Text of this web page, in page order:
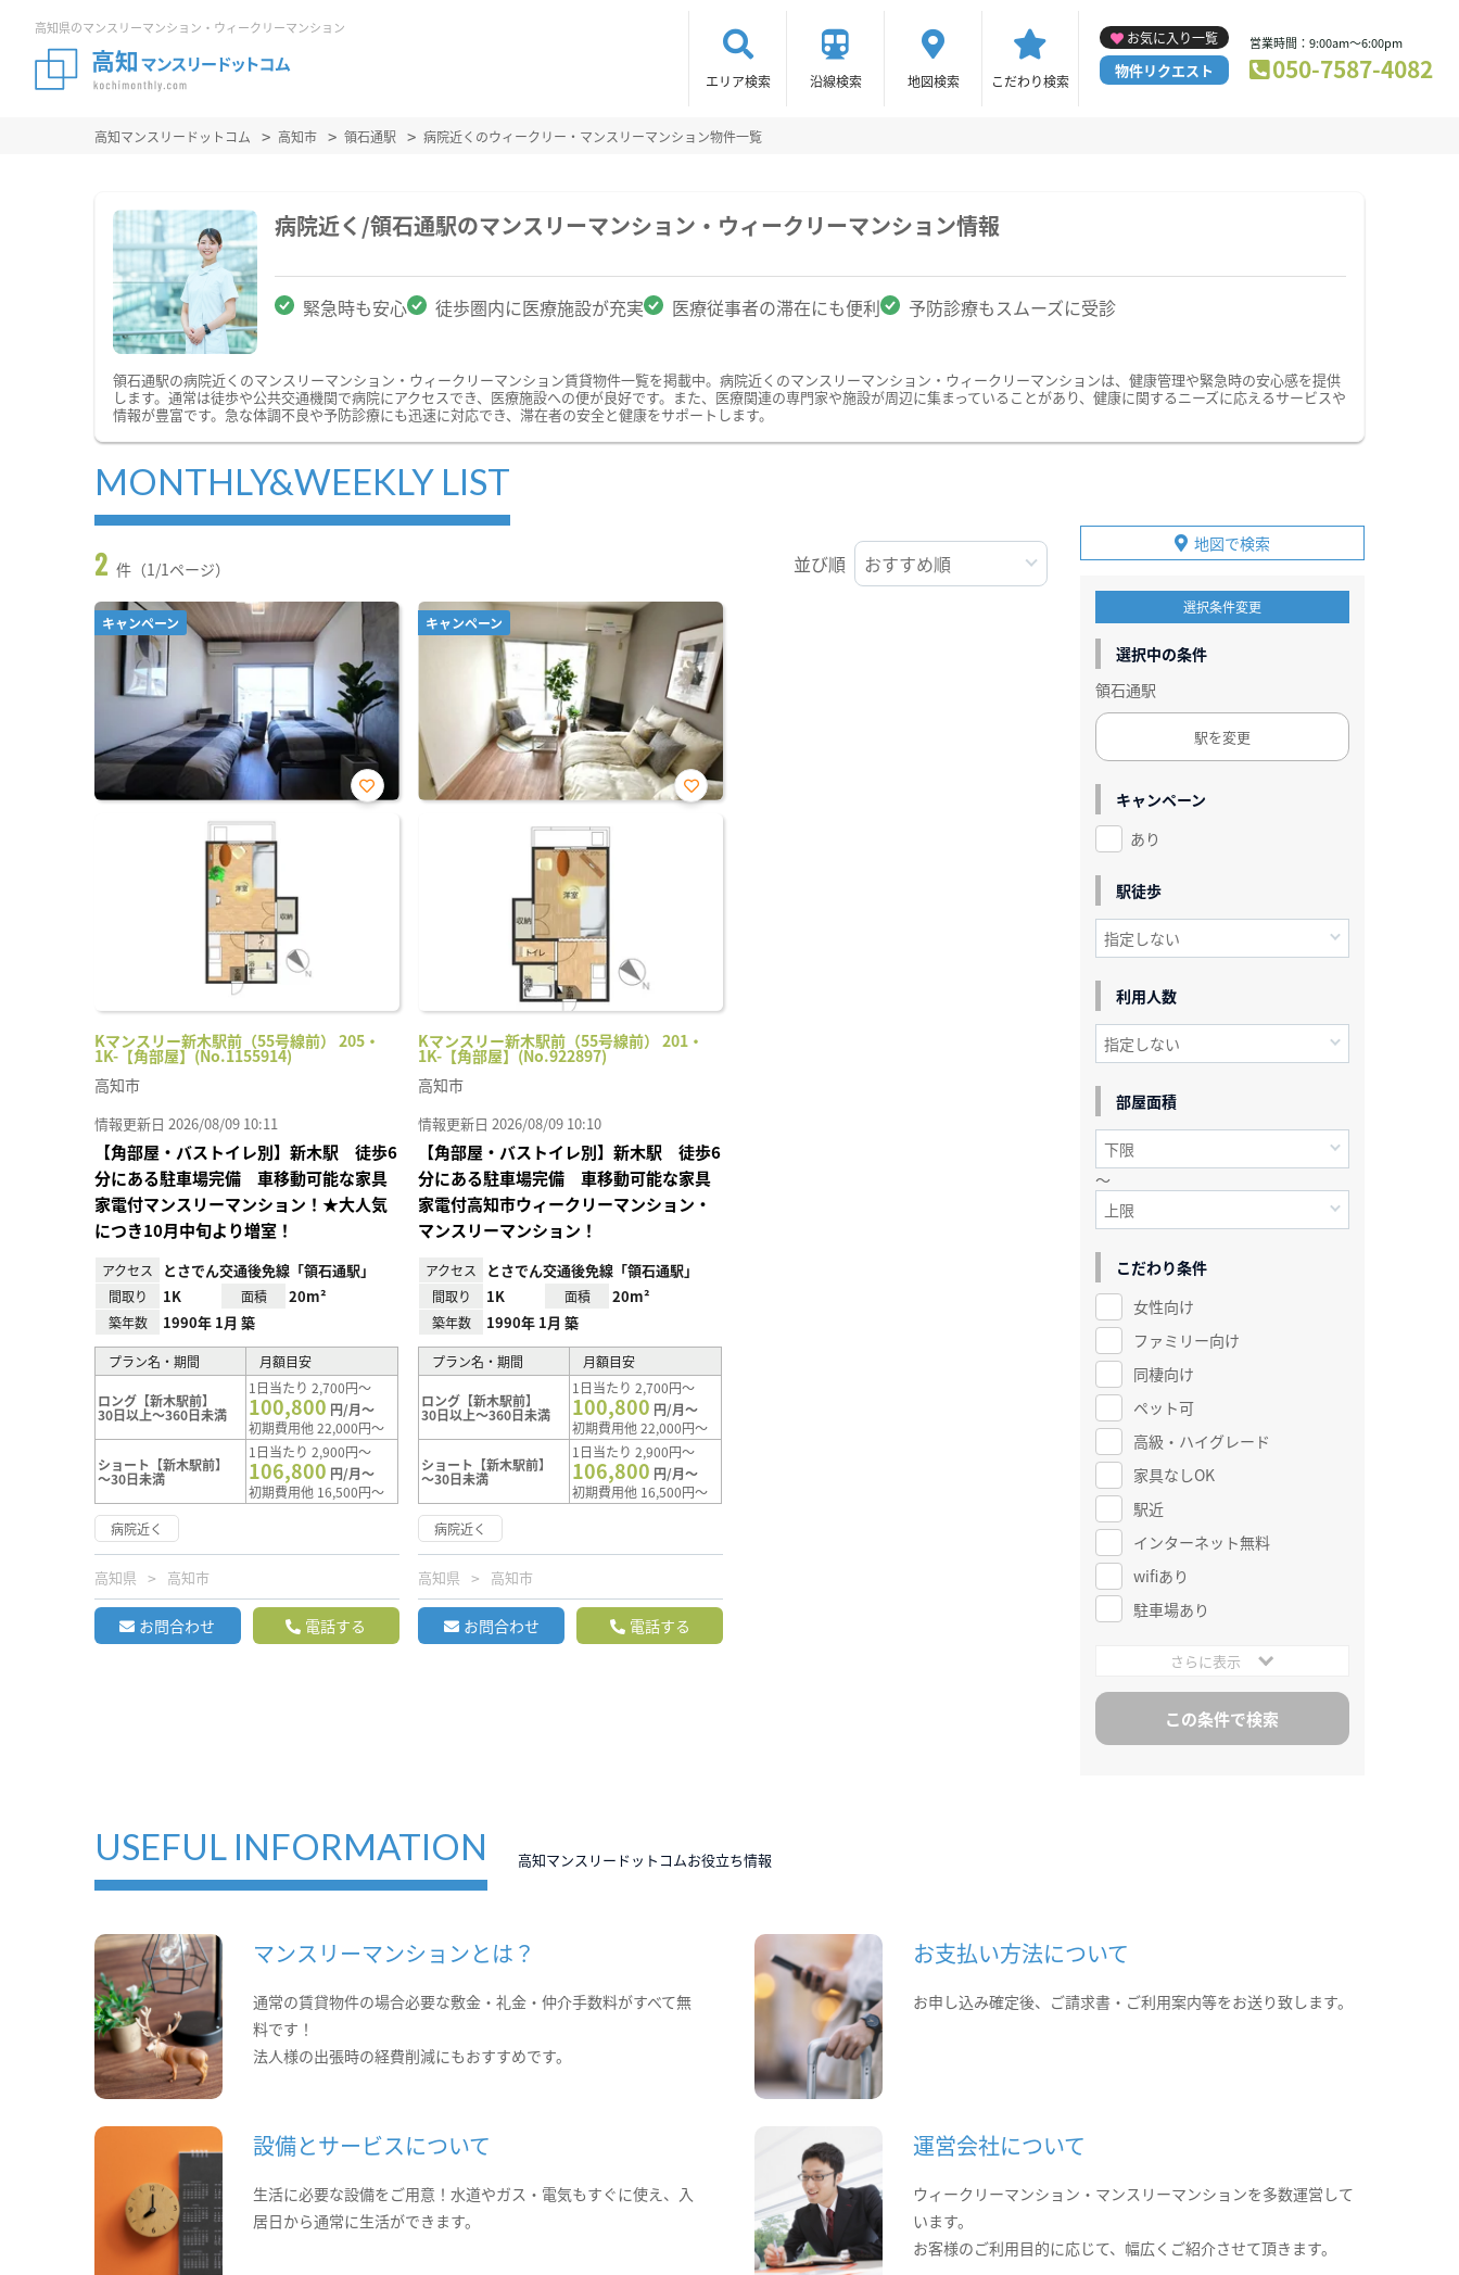
高知県のマンスリーマンション・ウィークリーマンション
エリア検索 沿線検索 地図検索 こだわり検索
お気に入り一覧
物件リクエスト
営業時間：9:00am～6:00pm
050-7587-4082
高知マンスリードットコム 高知市 領石通駅 病院近くのウィークリー・マンスリーマンション物件一覧
病院近く/領石通駅のマンスリーマンション・ウィークリーマンション情報
緊急時も安心 徒歩圏内に医療施設が充実 医療従事者の滞在にも便利 予防診療もスムーズに受診
領石通駅の病院近くのマンスリーマンション・ウィークリーマンション賃貸物件一覧を掲載中。病院近くのマンスリーマンション・ウィークリーマンションは、健康管理や緊急時の安心感を提供
します。通常は徒歩や公共交通機関で病院にアクセスでき、医療施設への便が良好です。また、医療関連の専門家や施設が周辺に集まっていることがあり、健康に関するニーズに応えるサービスや
情報が豊富です。急な体調不良や予防診療にも迅速に対応でき、滞在者の安全と健康をサポートします。
MONTHLY&WEEKLY LIST
2 件（1/1ページ） 並び順
キャンペーン
Kマンスリー新木駅前（55号線前） 205・
1K-【角部屋】(No.1155914)
お気
高知市
情報更新日 2026/08/09 10:11
【角部屋・バストイレ別】新木駅 徒歩6
分にある駐車場完備 車移動可能な家具
家電付マンスリーマンション！★大人気
につき10月中旬より増室！
アクセス とさでん交通後免線「領石通駅」
間取り 1K 面積 20m²
築年数 1990年 1月 築
プラン名・期間 月額目安
ロング【新木駅前】
30日以上～360日未満
1日当たり 2,700円～
100,800 円/月～
初期費用他 22,000円～
ショート【新木駅前】
～30日未満
1日当たり 2,900円～
106,800 円/月～
初期費用他 16,500円～
病院近く
高知県 高知市
お問合わせ 電話する
キャンペーン
Kマンスリー新木駅前（55号線前） 201・
1K-【角部屋】(No.922897)
お気
高知市
情報更新日 2026/08/09 10:10
【角部屋・バストイレ別】新木駅 徒歩6
分にある駐車場完備 車移動可能な家具
家電付高知市ウィークリーマンション・
マンスリーマンション！
アクセス とさでん交通後免線「領石通駅」
間取り 1K 面積 20m²
築年数 1990年 1月 築
プラン名・期間 月額目安
ロング【新木駅前】
30日以上～360日未満
1日当たり 2,700円～
100,800 円/月～
初期費用他 22,000円～
ショート【新木駅前】
～30日未満
1日当たり 2,900円～
106,800 円/月～
初期費用他 16,500円～
病院近く
高知県 高知市
お問合わせ 電話する
地図で検索
選択条件変更
選択中の条件
領石通駅
駅を変更
キャンペーン
あり
駅徒歩
利用人数
部屋面積
～
こだわり条件
女性向け
ファミリー向け
同棲向け
ペット可
高級・ハイグレード
家具なしOK
駅近
インターネット無料
wifiあり
駐車場あり
さらに表示
USEFUL INFORMATION 高知マンスリードットコムお役立ち情報
マンスリーマンションとは？
通常の賃貸物件の場合必要な敷金・礼金・仲介手数料がすべて無
料です！
法人様の出張時の経費削減にもおすすめです。
お支払い方法について
お申し込み確定後、ご請求書・ご利用案内等をお送り致します。
設備とサービスについて
生活に必要な設備をご用意！水道やガス・電気もすぐに使え、入
居日から通常に生活ができます。
運営会社について
ウィークリーマンション・マンスリーマンションを多数運営して
います。
お客様のご利用目的に応じて、幅広くご紹介させて頂きます。